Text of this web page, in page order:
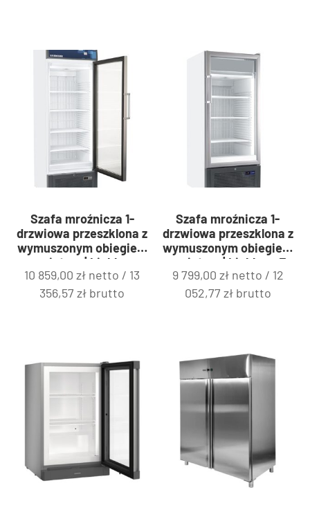
Szafa mroźnicza 1-
drzwiowa przeszklona z
wymuszonym obiegiem
powietrza | Liebherr
FDv 4643
10 859,00zł netto / 13
356,57zł brutto
Szafa mroźnicza 1-
drzwiowa przeszklona z
wymuszonym obiegiem
powietrza | Liebherr Fv
3643
9 799,00 zł netto / 12
052,77 złbrutto